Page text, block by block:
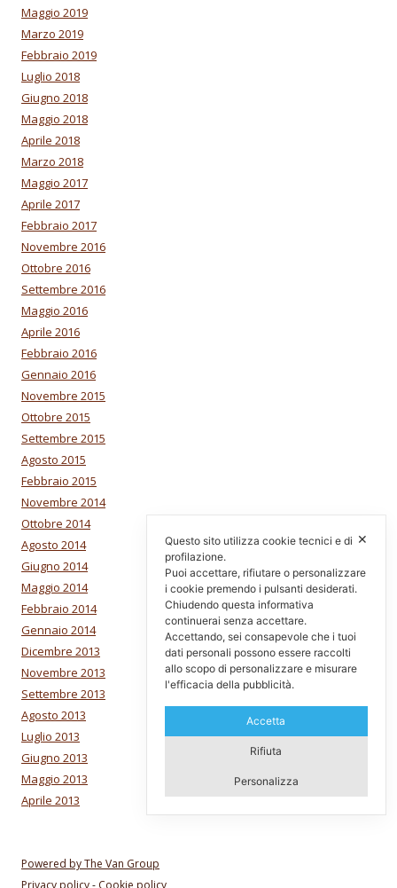
Maggio 2019
Marzo 2019
Febbraio 2019
Luglio 2018
Giugno 2018
Maggio 2018
Aprile 2018
Marzo 2018
Maggio 2017
Aprile 2017
Febbraio 2017
Novembre 2016
Ottobre 2016
Settembre 2016
Maggio 2016
Aprile 2016
Febbraio 2016
Gennaio 2016
Novembre 2015
Ottobre 2015
Settembre 2015
Agosto 2015
Febbraio 2015
Novembre 2014
Ottobre 2014
Agosto 2014
Giugno 2014
Maggio 2014
Febbraio 2014
Gennaio 2014
Dicembre 2013
Novembre 2013
Settembre 2013
Agosto 2013
Luglio 2013
Giugno 2013
Maggio 2013
Aprile 2013
Powered by The Van Group
Privacy policy- Cookie policy
✕
Questo sito utilizza cookie tecnici e di
profilazione.
Puoi accettare, rifiutare o personalizzare
i cookie premendo i pulsanti desiderati.
Chiudendo questa informativa
continuerai senza accettare.
Accettando, sei consapevole che i tuoi
dati personali possono essere raccolti
allo scopo di personalizzare e misurare
l'efficacia della pubblicità.
Accetta
Rifiuta
Personalizza